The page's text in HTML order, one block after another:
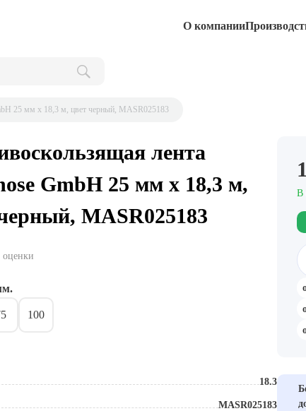
О компании
25 мм х 18,3 м, цвет черный, MASR025183
лента
GmbH 25 мм х 18,3 м,
MASR025183
оценки
100
18.3
MASR025183
В